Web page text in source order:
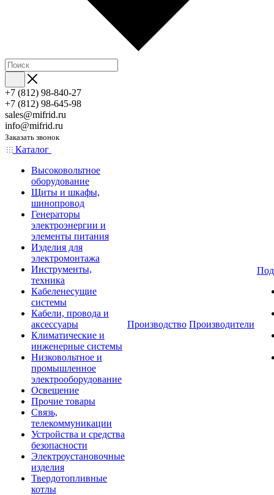
+7 (812) 98-840-27
+7 (812) 98-645-98
sales@mifrid.ru
info@mifrid.ru
Заказать звонок
Каталог
Высоковольтное
оборудование
Щиты и шкафы,
шинопровод
Генераторы
электроэнергии и
элементы питания
Изделия для
электромонтажа
Инструменты,
техника
Кабеленесущие
системы
Кабели, провода и
аксессуары
Климатические и
инженерные системы
Низковольтное и
промышленное
электрооборудование
Освещение
Прочие товары
Связь,
телекоммуникации
Устройства и средства
безопасности
Электроустановочные
изделия
Твердотопливные
котлы
Производство Производители